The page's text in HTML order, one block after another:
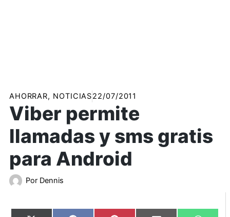
AHORRAR, NOTICIAS22/07/2011
Viber permite
llamadas y sms gratis
para Android
Por Dennis